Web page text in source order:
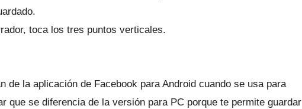
toca los tres puntos verticales.
de la aplicación de Facebook para Android cuando se usa para
que se diferencia de la versión para PC porque te permite guardar